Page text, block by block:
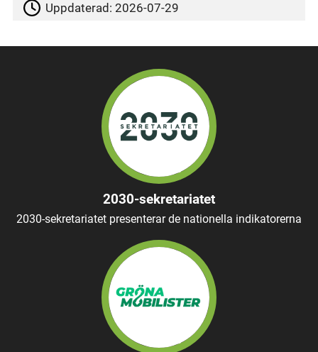
Uppdaterad:2026-07-29
2030-sekretariatet
2030-sekretariatet presenterar de nationella indikatorerna